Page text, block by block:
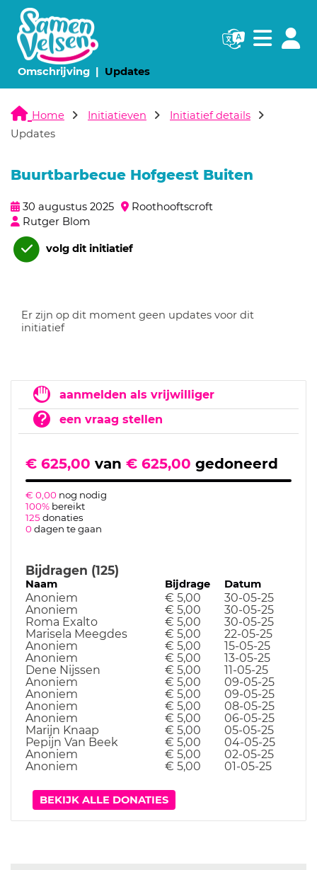
Omschrijving(huidige pagina)
Updates(huidige pagina)
Navigatie
Home Initiatieven
Initiatief details
Updates
Buurtbarbecue Hofgeest Buiten
30 augustus 2025
Roothooftscroft
Rutger Blom
volg dit initiatief
Er zijn op dit moment geen updates voor dit
initiatief
aanmelden als vrijwilliger
een vraag stellen
€ 625,00 van € 625,00 gedoneerd
€ 0,00 nog nodig
100% bereikt
125 donaties
0dagen te gaan
Bijdragen (125)
Naam Bijdrage Datum
Anoniem € 5,00
30-05-25
Anoniem
€ 5,00
30-05-25
Roma Exalto
€ 5,00
30-05-25
Marisela Meegdes
€ 5,00
22-05-25
Anoniem
€ 5,00
15-05-25
Anoniem
€ 5,00
13-05-25
Dene Nijssen
€ 5,00
11-05-25
Anoniem
€ 5,00
09-05-25
Anoniem
€ 5,00
09-05-25
Anoniem
€ 5,00
08-05-25
Anoniem
€ 5,00
06-05-25
Marijn Knaap
€ 5,00
05-05-25
Pepijn Van Beek
€ 5,00
04-05-25
Anoniem
€ 5,00
02-05-25
Anoniem
€ 5,00 01-05-25
BEKIJK ALLE DONATIES